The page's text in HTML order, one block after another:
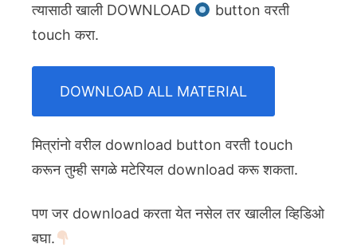
त्यासाठी खाली DOWNLOAD
button वरती
touch करा.
DOWNLOAD ALL MATERIAL
मित्रांनो वरील download button वरती touch
करून तुम्ही सगळे मटेरियल download करू शकता.
पण जर download करता येत नसेल तर खालील व्हिडिओ
बघा.